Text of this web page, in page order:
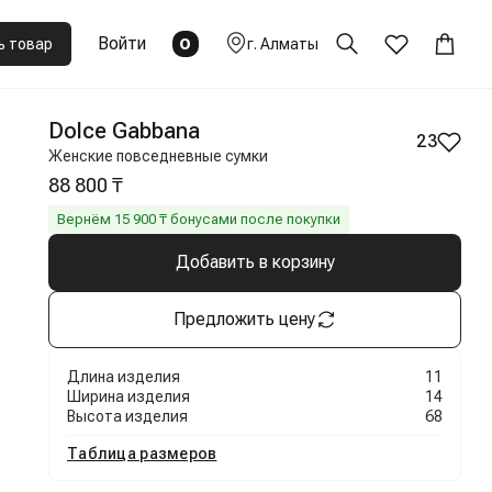
товар Войти 0 г. Алматы
Dolce Gabbana
Женские повседневные сумки
23
88 800 ₸
Вернём 15 900 ₸ бонусами после покупки
Добавить в корзину
Предложить цену
Длина изделия
11
Ширина изделия
14
Высота изделия
68
Таблица размеров